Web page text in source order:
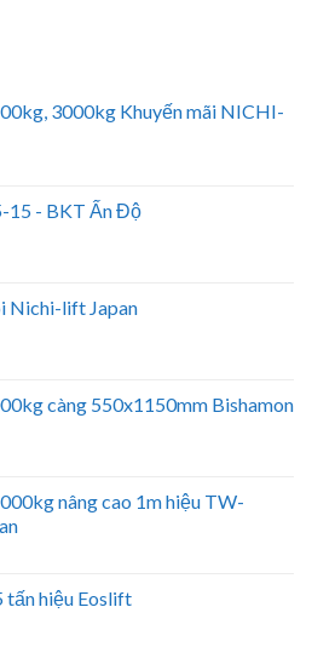
3000kg Khuyến mãi NICHI-
15 - BKT Ấn Độ
Nichi-lift Japan
càng 550x1150mm Bishamon
nâng cao 1m hiệu TW-
tấn hiệu Eoslift